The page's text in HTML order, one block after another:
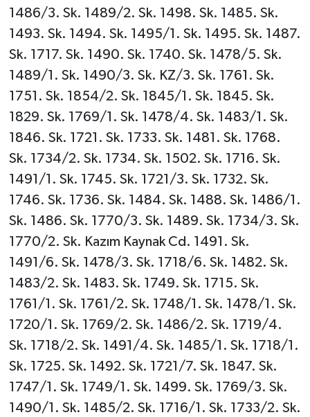
1486/3. Sk. 1489/2. Sk. 1498. Sk. 1485. Sk.
1493. Sk. 1494. Sk. 1495/1. Sk. 1495. Sk. 1487.
Sk. 1717. Sk. 1490. Sk. 1740. Sk. 1478/5. Sk.
1489/1. Sk. 1490/3. Sk. KZ/3. Sk. 1761. Sk.
1751. Sk. 1854/2. Sk. 1845/1. Sk. 1845. Sk.
1829. Sk. 1769/1. Sk. 1478/4. Sk. 1483/1. Sk.
1846. Sk. 1721. Sk. 1733. Sk. 1481. Sk. 1768.
Sk. 1734/2. Sk. 1734. Sk. 1502. Sk. 1716. Sk.
1491/1. Sk. 1745. Sk. 1721/3. Sk. 1732. Sk.
1746. Sk. 1736. Sk. 1484. Sk. 1488. Sk. 1486/1.
Sk. 1486. Sk. 1770/3. Sk. 1489. Sk. 1734/3. Sk.
1770/2. Sk. Kazım Kaynak Cd. 1491. Sk.
1491/6. Sk. 1478/3. Sk. 1718/6. Sk. 1482. Sk.
1483/2. Sk. 1483. Sk. 1749. Sk. 1715. Sk.
1761/1. Sk. 1761/2. Sk. 1748/1. Sk. 1478/1. Sk.
1720/1. Sk. 1769/2. Sk. 1486/2. Sk. 1719/4.
Sk. 1718/2. Sk. 1491/4. Sk. 1485/1. Sk. 1718/1.
Sk. 1725. Sk. 1492. Sk. 1721/7. Sk. 1847. Sk.
1747/1. Sk. 1749/1. Sk. 1499. Sk. 1769/3. Sk.
1490/1. Sk. 1485/2. Sk. 1716/1. Sk. 1733/2. Sk.